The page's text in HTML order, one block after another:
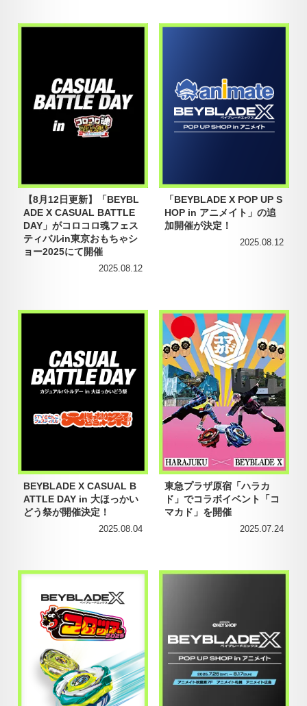
【8月12日更新】「BEYBL
ADE X CASUAL BATTLE
DAY」がコロコロ魂フェス
ティバルin東京おもちゃシ
ョー2025にて開催
2025.08.12
「BEYBLADE X POP UP S
HOP in アニメイト」の追
加開催が決定！
2025.08.12
BEYBLADE X CASUAL B
ATTLE DAY in 大ほっかい
どう祭が開催決定！
2025.08.04
東急プラザ原宿「ハラカ
ド」でコラボイベント「コ
マカド」を開催
2025.07.24